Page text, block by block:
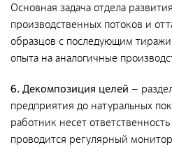
Основная задача отдела
производственных потоков и
образцов с последующим
опыта на аналогичные
6. Декомпозиция целей –
предприятия до натуральных
работник несет
проводится регулярный
Филиалы
Северо-Западный центр по
радиоактивными отходами
Дальневосточный центр по